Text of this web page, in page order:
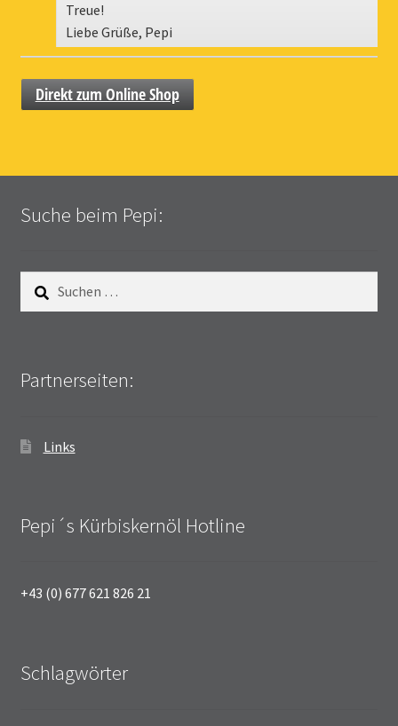
Treue!
Liebe Grüße, Pepi
Direkt zum Online Shop
Suche beim Pepi:
nach:
Partnerseiten:
Links
Pepi´s Kürbiskernöl Hotline
+43 (0) 677 621 826 21
Schlagwörter